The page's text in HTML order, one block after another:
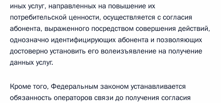
иных услуг, направленных на повышение их
потребительской ценности, осуществляется с согласия
абонента, выраженного посредством совершения действий,
однозначно идентифицирующих абонента и позволяющих
достоверно установить его волеизъявление на получение
данных услуг.
Кроме того, Федеральным законом устанавливается
обязанность операторов связи до получения согласия